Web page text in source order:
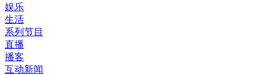
娱乐
生活
系列节目
直播
播客
互动新闻